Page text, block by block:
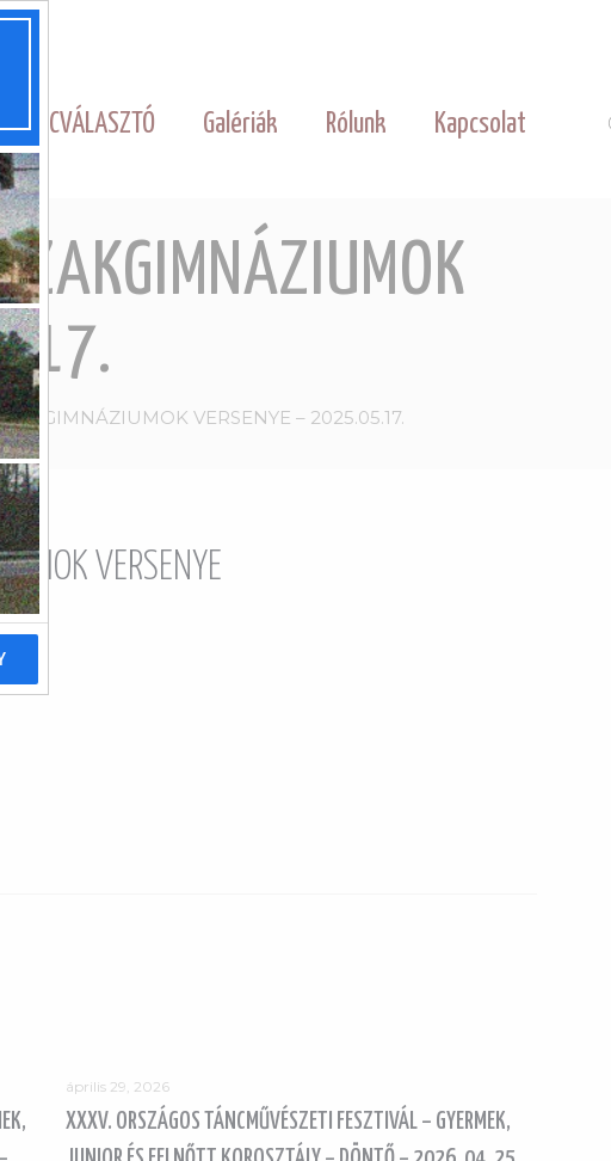
TÁNCVÁLASZTÓ Galériák Rólunk Kapcsolat
VERSENYE – 2025.05.17.
VERSENYE
április 29, 2026
XXXV. ORSZÁGOS TÁNCMŰVÉSZETI FESZTIVÁL – GYERMEK,